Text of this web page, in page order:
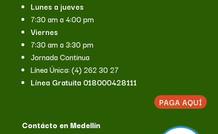
Lunes a jueves
7:30 am a 4:00 pm
Viernes
7:30 am a 3:30 pm
Jornada Continua
Línea Única: (4) 262 30 27
Línea Gratuita 018000428111
Contácto en Medellín
PAGA AQUÍ